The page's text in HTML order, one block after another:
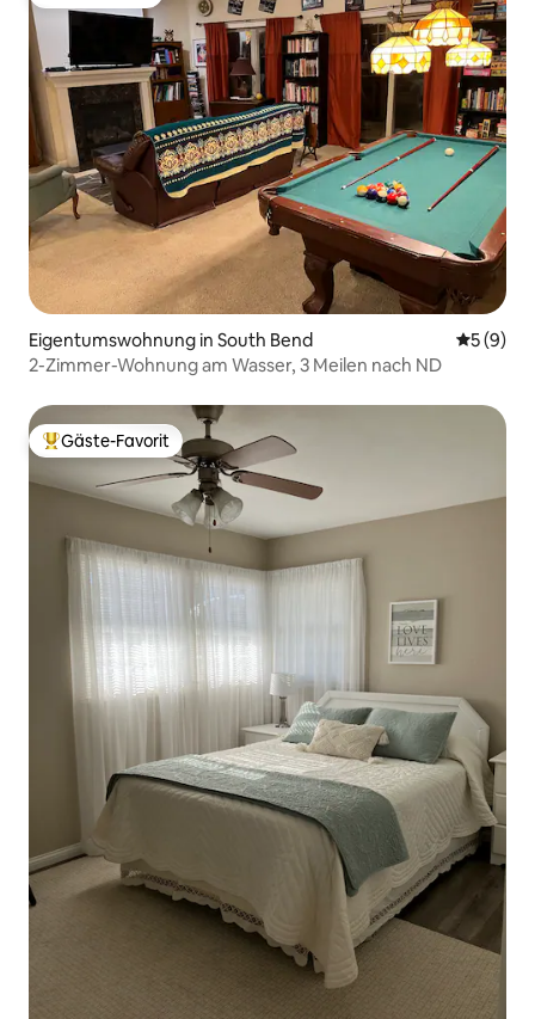
Eigentumswohnung in South Bend
5 (9)
2-Zimmer-Wohnung am Wasser, 3 Meilen nach ND
Beliebter Gäste-Favorit.
Gäste-Favorit